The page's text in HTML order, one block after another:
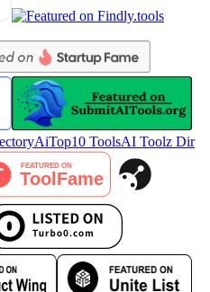
AiTop10 ToolsAI Toolz Dir